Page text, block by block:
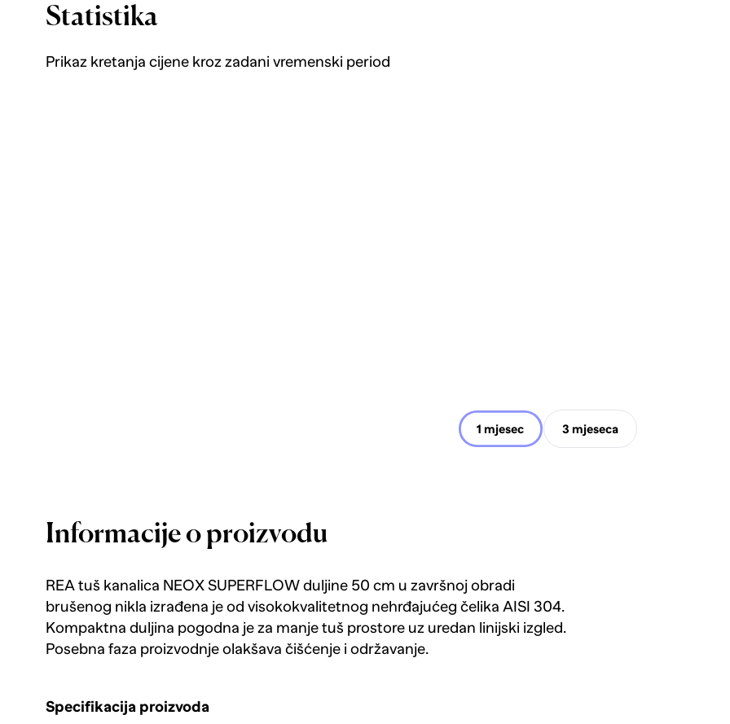
Statistika
Prikaz kretanja cijene kroz zadani vremenski period
1 mjesec 3 mjeseca
Informacije o proizvodu
REA tuš kanalica NEOX SUPERFLOW duljine 50 cm u završnoj obradi
brušenog nikla izrađena je od visokokvalitetnog nehrđajućeg čelika AISI 304.
Kompaktna duljina pogodna je za manje tuš prostore uz uredan linijski izgled.
Posebna faza proizvodnje olakšava čišćenje i održavanje.
Specifikacija proizvoda